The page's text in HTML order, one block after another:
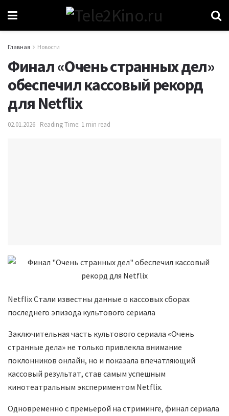
Главная Новости
Финал «Очень странных дел»
обеспечил кассовый рекорд
для Netflix
02.01.2026 Reading Time: 1 min read
Netflix Стали известны данные о кассовых сборах
последнего эпизода культового сериала
Заключительная часть культового сериала «Очень
странные дела» не только привлекла внимание
поклонников онлайн, но и показала впечатляющий
кассовый результат, став самым успешным
кинотеатральным экспериментом Netflix.
Одновременно с премьерой на стриминге, финал сериала